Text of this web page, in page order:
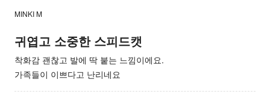
가
됨
MINKI M
귀엽고 소중한 스피드캣
착화감 괜찮고 발에 딱 붙는 느낌이에요.
가족들이 이쁘다고 난리네요